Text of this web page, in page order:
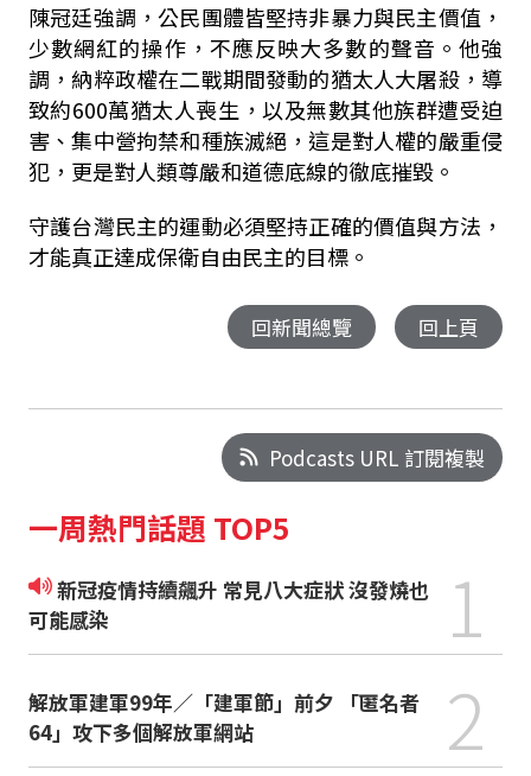
陳冠廷強調，公民團體皆堅持非暴力與民主價值，
少數網紅的操作，不應反映大多數的聲音。他強
調，納粹政權在二戰期間發動的猶太人大屠殺，導
致約600萬猶太人喪生，以及無數其他族群遭受迫
害、集中營拘禁和種族滅絕，這是對人權的嚴重侵
犯，更是對人類尊嚴和道德底線的徹底摧毀。
守護台灣民主的運動必須堅持正確的價值與方法，
才能真正達成保衛自由民主的目標。
回新聞總覽 回上頁
Podcasts URL 訂閱複製
一周熱門話題 TOP5
新冠疫情持續飆升 常見八大症狀 沒發燒也
可能感染
1
解放軍建軍99年／「建軍節」前夕 「匿名者
64」攻下多個解放軍網站
2